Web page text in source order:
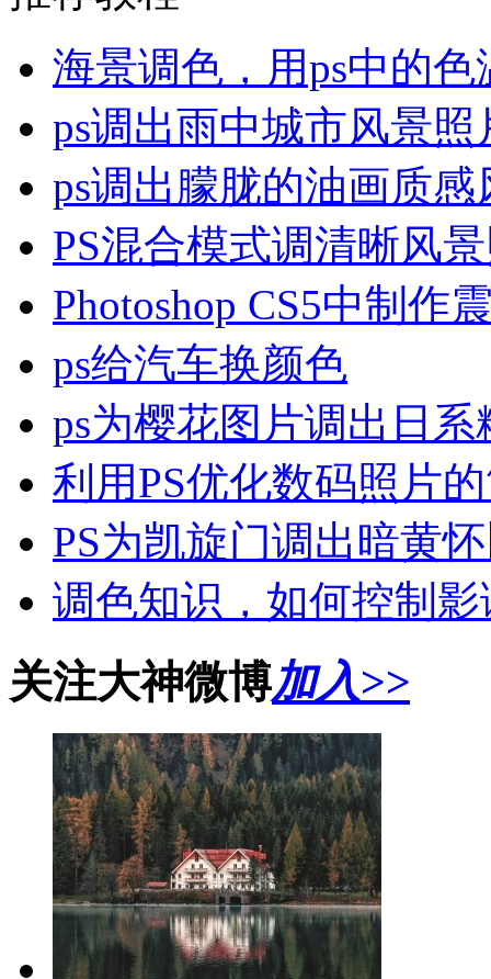
海景调色，用ps中的
ps调出雨中城市风景照
ps调出朦胧的油画质感
PS混合模式调清晰风
Photoshop CS5中制作
ps给汽车换颜色
ps为樱花图片调出日系
利用PS优化数码照片
PS为凯旋门调出暗黄
调色知识，如何控制
关注大神微博加入>>